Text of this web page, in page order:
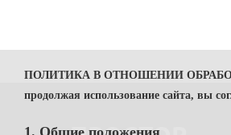
ПОЛИТИКА В ОТНОШЕНИИ
продолжая использование сайта, вы
1. Общие положения